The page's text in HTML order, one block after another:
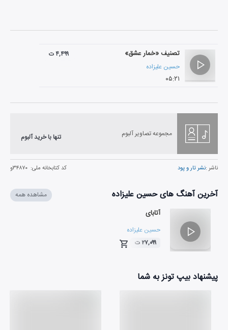
تصنیف «خمار عشق»
حسین علیزاده
۰۵:۲۱
۴,۴۹۹ ت
مجموعه تصاویر آلبوم تنها با خرید آلبوم
ناشر :نشر تار و پود کد کتابخانه ملی: ۳۴۸۷۰و
آخرین آهنگ های حسین علیزاده مشاهده همه
آتابای
حسین علیزاده
۰۴:۵۰
۲۷,۰۹۹ ت
پیشنهاد بیپ تونز به شما